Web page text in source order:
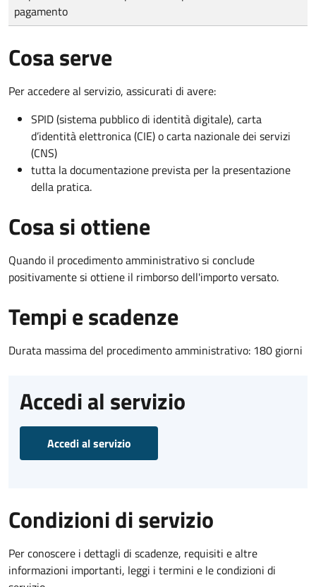
pagamento
Cosa serve
Per accedere al servizio, assicurati di avere:
SPID (sistema pubblico di identità digitale), carta
d’identità elettronica (CIE) o carta nazionale dei servizi
(CNS)
tutta la documentazione prevista per la presentazione
della pratica.
Cosa si ottiene
Quando il procedimento amministrativo si conclude
positivamente si ottiene il rimborso dell'importo versato.
Tempi e scadenze
Durata massima del procedimento amministrativo: 180 giorni
Accedi al servizio
Accedi al servizio
Condizioni di servizio
Per conoscere i dettagli di scadenze, requisiti e altre
informazioni importanti, leggi i termini e le condizioni di